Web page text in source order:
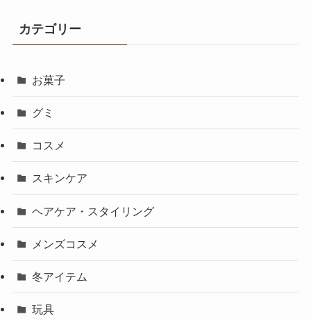
カテゴリー
お菓子
グミ
コスメ
スキンケア
ヘアケア・スタイリング
メンズコスメ
冬アイテム
玩具